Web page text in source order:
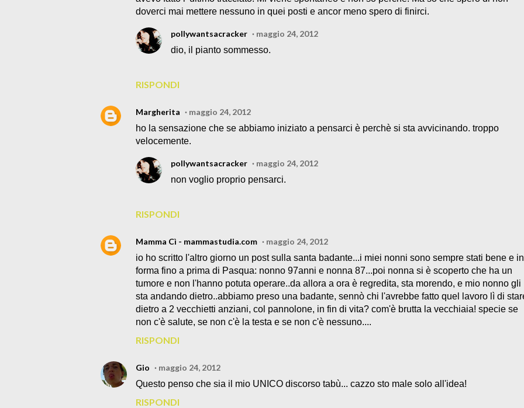
doverci mai mettere nessuno in quei posti e ancor meno spero di finirci.
RISPONDI
pollywantsacracker
maggio 24, 2012
dio, il pianto sommesso.
Margherita
maggio 24, 2012
ho la sensazione che se abbiamo iniziato a pensarci è perchè si sta avvicinando. troppo
velocemente.
RISPONDI
pollywantsacracker
maggio 24, 2012
non voglio proprio pensarci.
Mamma Cì - mammastudia.com
maggio 24, 2012
io ho scritto l'altro giorno un post sulla santa badante...i miei nonni sono sempre stati bene e in
forma fino a prima di Pasqua: nonno 97anni e nonna 87...poi nonna si è scoperto che ha un
tumore e non l'hanno potuta operare..da allora a ora è regredita, sta morendo, e mio nonno gli
sta andando dietro..abbiamo preso una badante, sennò chi l'avrebbe fatto quel lavoro lì di
dietro a 2 vecchietti anziani, col pannolone, in fin di vita? com'è brutta la vecchiaia! specie se
non c'è salute, se non c'è la testa e se non c'è nessuno....
RISPONDI
Gio
maggio 24, 2012
Questo penso che sia il mio UNICO discorso tabù... cazzo sto male solo all'idea!
RISPONDI